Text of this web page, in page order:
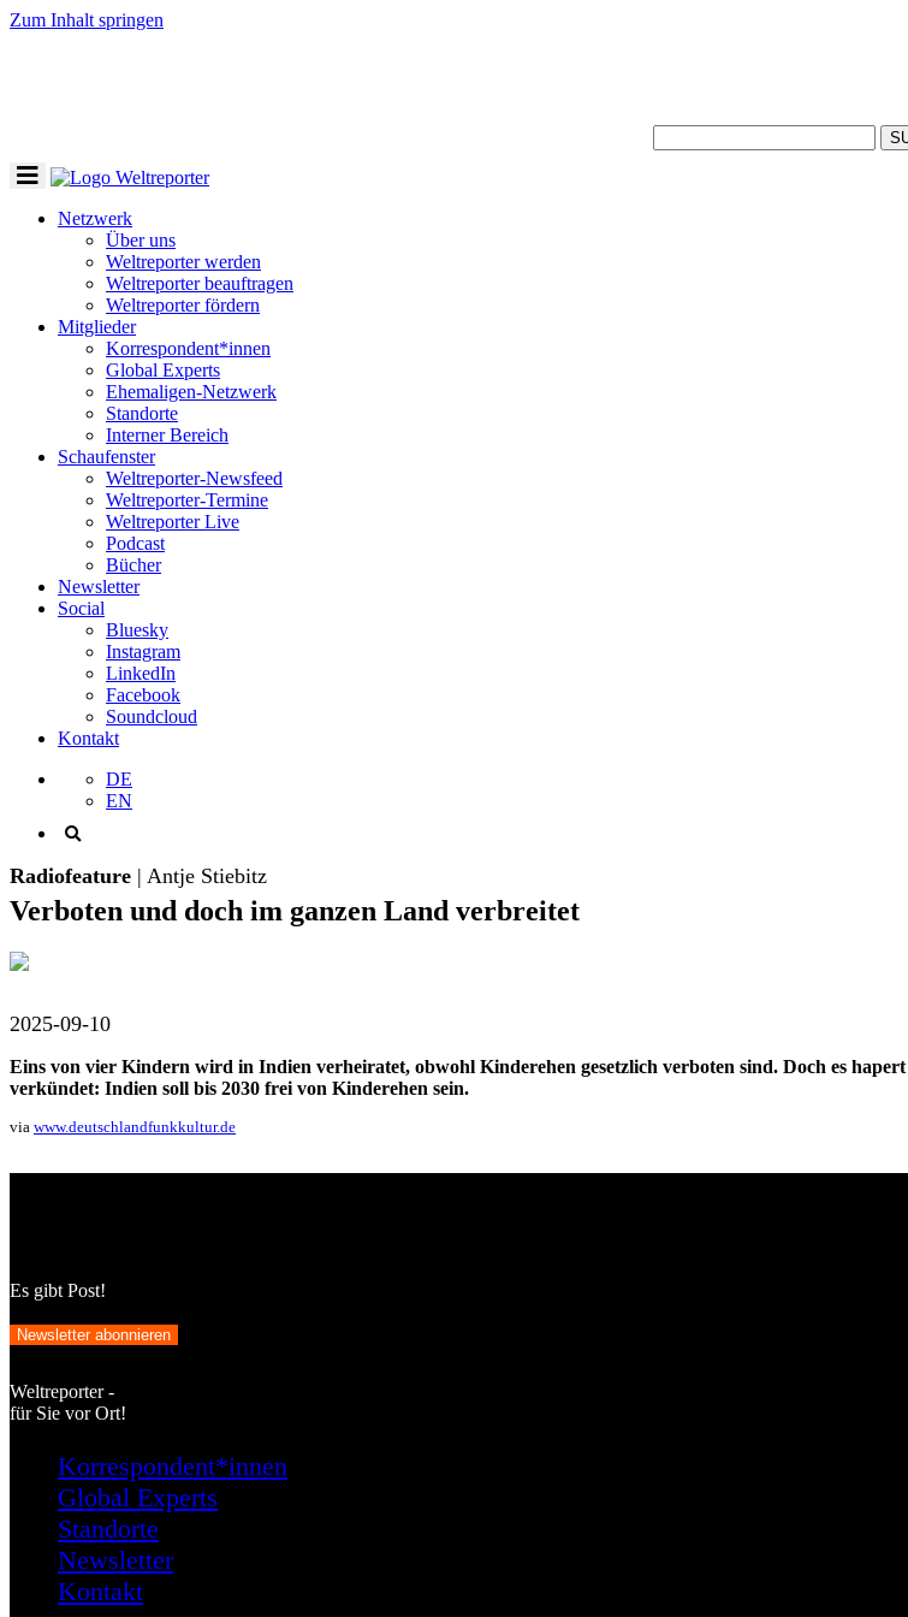
Zum Inhalt springen
Toggle
navigation
Netzwerk
Über uns
Weltreporter werden
Weltreporter beauftragen
Weltreporter fördern
Mitglieder
Korrespondent*innen
Global Experts
Ehemaligen-Netzwerk
Standorte
Interner Bereich
Schaufenster
Weltreporter-Newsfeed
Weltreporter-Termine
Weltreporter Live
Podcast
Bücher
Newsletter
Social
Bluesky
Instagram
LinkedIn
Facebook
Soundcloud
Kontakt
DE
EN
Radiofeature | Antje Stiebitz
Verboten und doch im ganzen Land verbreitet
2025-09-10
Eins von vier Kindern wird in Indien verheiratet, obwohl Kinderehen gesetzlich verboten sind. Doch es
verkündet: Indien soll bis 2030 frei von Kinderehen sein.
via www.deutschlandfunkkultur.de
Es gibt Post!
Newsletter abonnieren
Weltreporter -
für Sie vor Ort!
Korrespondent*innen
Global Experts
Standorte
Newsletter
Kontakt